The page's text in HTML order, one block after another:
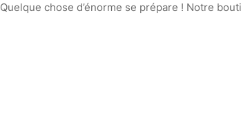
Quelque chose d’énorme se prépare ! Notre